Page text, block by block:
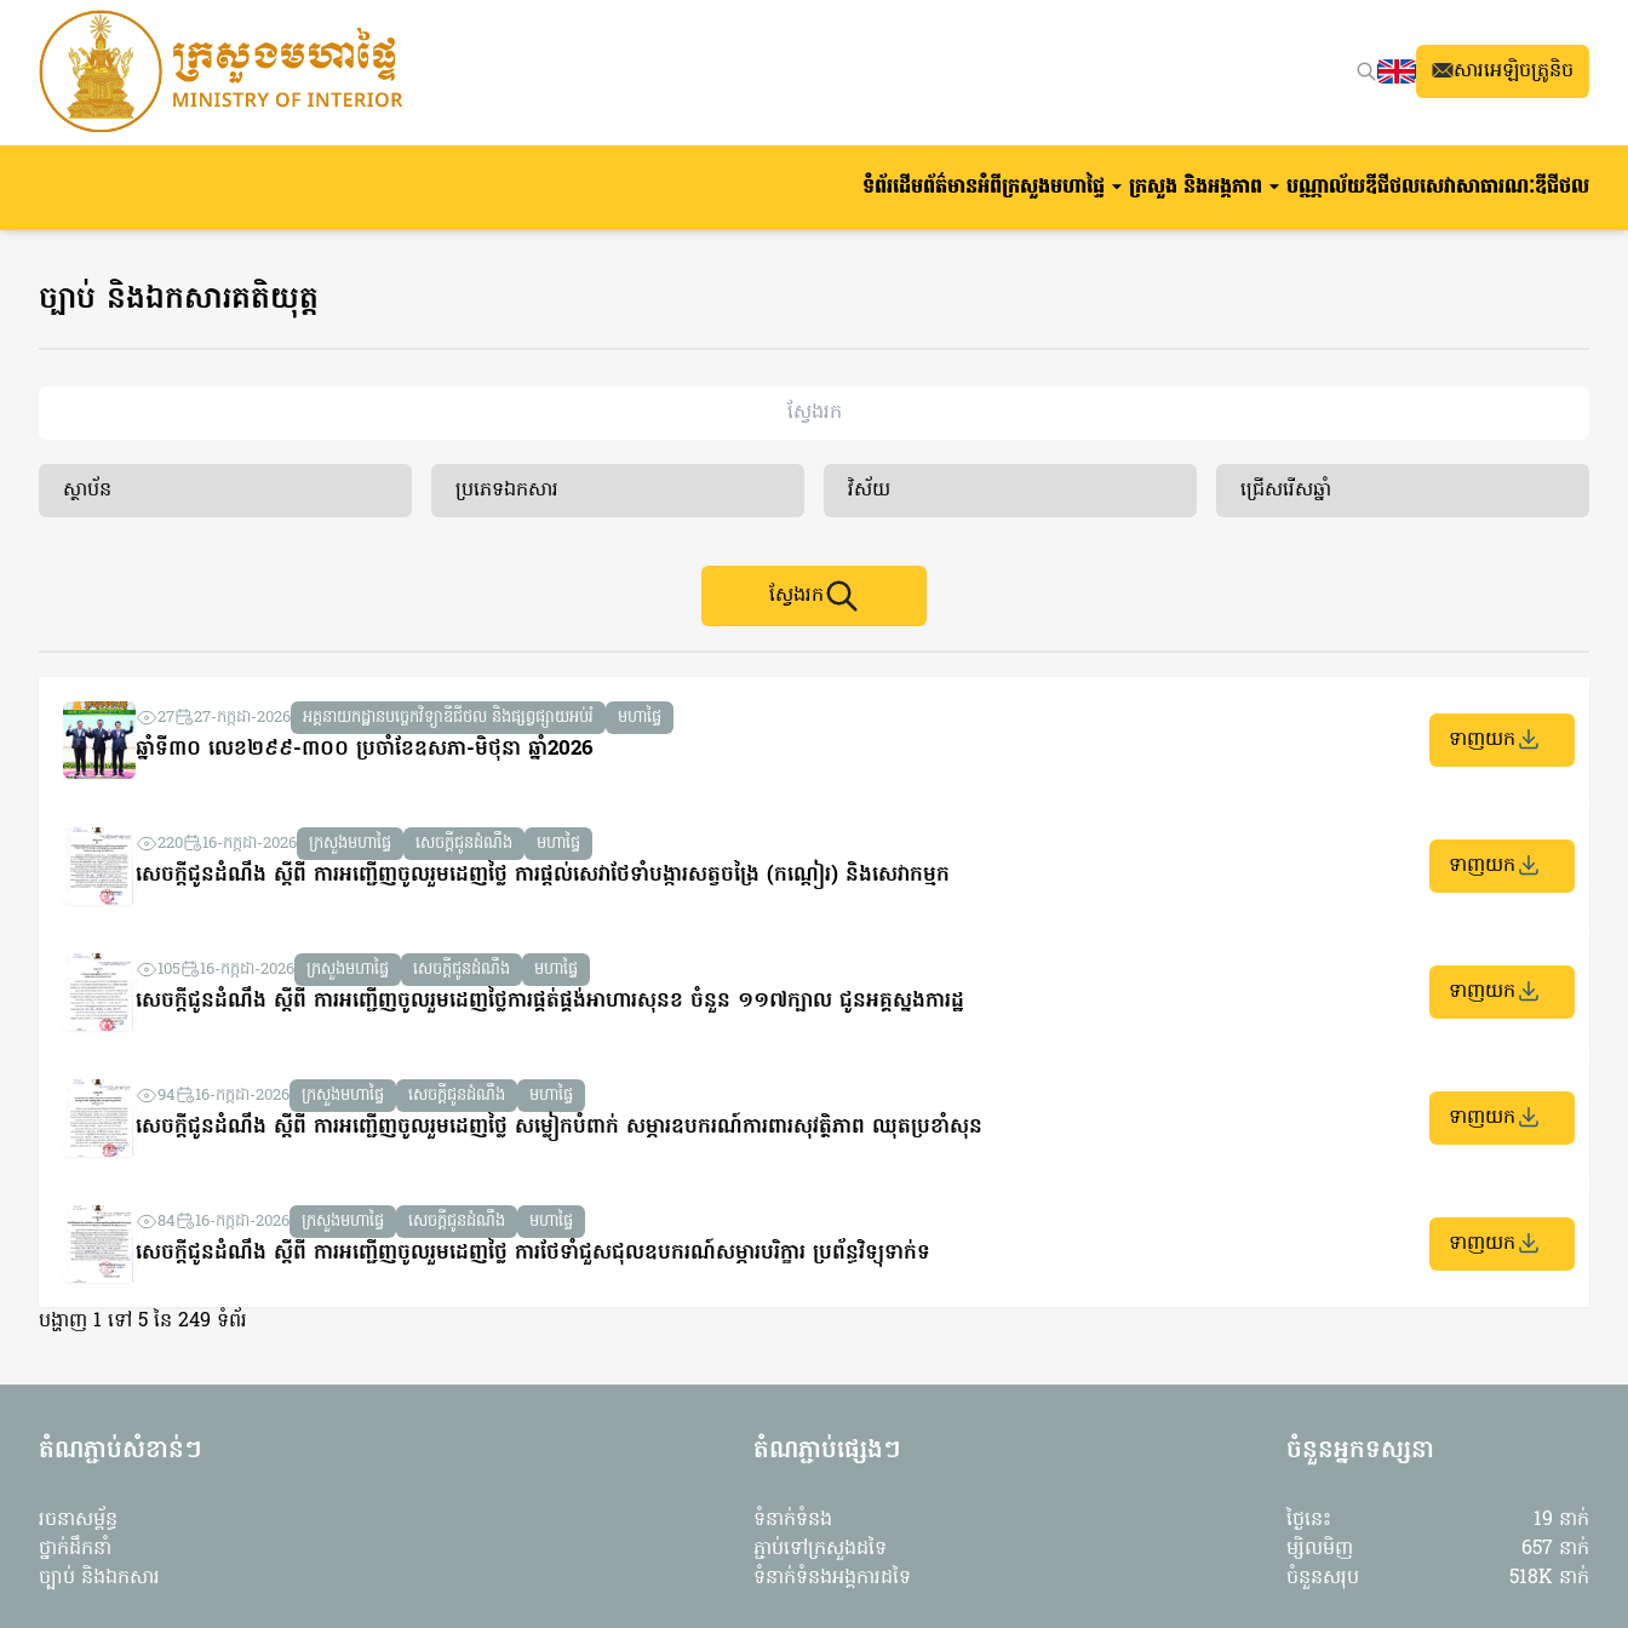
សារ​អេឡិច​ត្រូនិច
ទំព័រដើមព័ត៌មានអំពីក្រសួងមហាផ្ទៃ ក្រសួង និងអង្គភាព បណ្ណាល័យឌីជីថលសេវាសាធារណៈឌីជីថល
ច្បាប់ និងឯកសារគតិយុត្ត
ស្វែងរក
27 27-កក្កដា-2026 អគ្គនាយកដ្ឋានបច្ចេកវិទ្យាឌីជីថល និងផ្សព្វផ្សាយអប់រំ មហាផ្ទៃ
ឆ្នាំទី៣០ លេខ២៩៩-៣០០ ប្រចាំខែឧសភា-មិថុនា ឆ្នាំ2026 ទាញយក
220 16-កក្កដា-2026 ក្រសួងមហាផ្ទៃ សេចក្តីជូនដំណឹង មហាផ្ទៃ
សេចក្តីជូនដំណឹង ស្តីពី ការអញ្ជើញចូលរួមដេញថ្លៃ ការផ្តល់សេវាថែទាំបង្ការសត្វចង្រៃ (កណ្តៀរ) និងសេវាកម្មក ទាញយក
105 16-កក្កដា-2026 ក្រសួងមហាផ្ទៃ សេចក្តីជូនដំណឹង មហាផ្ទៃ
សេចក្តីជូនដំណឹង ស្តីពី ការអញ្ជើញចូលរួមដេញថ្លៃការផ្គត់ផ្គង់អាហារសុនខ ចំនួន ១១៧ក្បាល ជូនអគ្គស្នងការដ្ឋ ទាញយក
94 16-កក្កដា-2026 ក្រសួងមហាផ្ទៃ សេចក្តីជូនដំណឹង មហាផ្ទៃ
សេចក្តីជូនដំណឹង ស្តីពី ការអញ្ជើញចូលរួមដេញថ្លៃ សម្លៀកបំពាក់ សម្ភារឧបករណ៍ការពារសុវត្ថិភាព ឈុតប្រខាំសុន ទាញយក
84 16-កក្កដា-2026 ក្រសួងមហាផ្ទៃ សេចក្តីជូនដំណឹង មហាផ្ទៃ
សេចក្តីជូនដំណឹង ស្តីពី ការអញ្ជើញចូលរួមដេញថ្លៃ ការថែទាំជួសជុលឧបករណ៍សម្ភារបរិក្ខារ ប្រព័ន្ធវិទ្យុទាក់ទ ទាញយក
បង្ហាញ 1 ទៅ 5 នៃ 249 ទំព័រ
តំណភ្ជាប់សំខាន់ៗ
រចនាសម្ព័ន្ធ
ថ្នាក់ដឹកនាំ
ច្បាប់ និងឯកសារ
តំណភ្ជាប់ផ្សេងៗ
ទំនាក់ទំនង
ភ្ជាប់ទៅក្រសួងដទៃ
ទំនាក់ទំនងអង្គការដទៃ
ចំនួនអ្នកទស្សនា​
ថ្ងៃនេះ
19 នាក់
ម្សិលមិញ
657 នាក់
ចំនួនសរុប
518K នាក់